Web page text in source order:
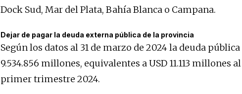
Dock Sud, Mar del Plata, Bahía Blanca o Campana.
Dejar de pagar la deuda externa pública de la provincia
Según los datos al 31 de marzo de 2024 la deuda pública
9.534.856 millones, equivalentes a USD 11.113 millones
primer trimestre 2024.